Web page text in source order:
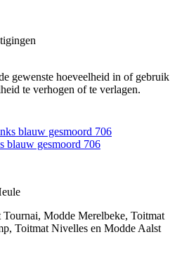
gewenste hoeveelheid in of gebruik
te verhogen of te verlagen.
blauw gesmoord 706
Tournai, Modde Merelbeke, Toitmat
, Toitmat Nivelles en Modde Aalst